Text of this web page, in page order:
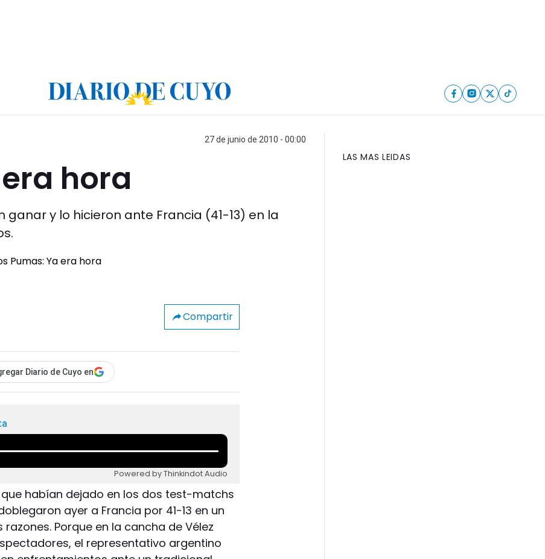
27 de junio de 2010 - 00:00
hora
ganar y lo hicieron ante Francia (41-13) en la
Compartir
Diario de Cuyo en
Powered by Thinkindot Audio
habían dejado en los dos test-matchs
ayer a Francia por 41-13 en un
Porque en la cancha de Vélez
el representativo argentino
LAS MAS LEIDAS